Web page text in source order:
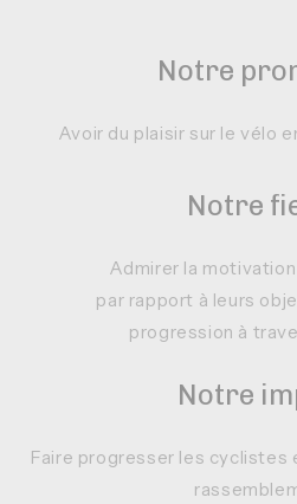
Notre
Avoir du plaisir sur le vélo
Notre
Admirer la
par rapport à leurs
progression à
Notre
Faire progresser les cyclistes